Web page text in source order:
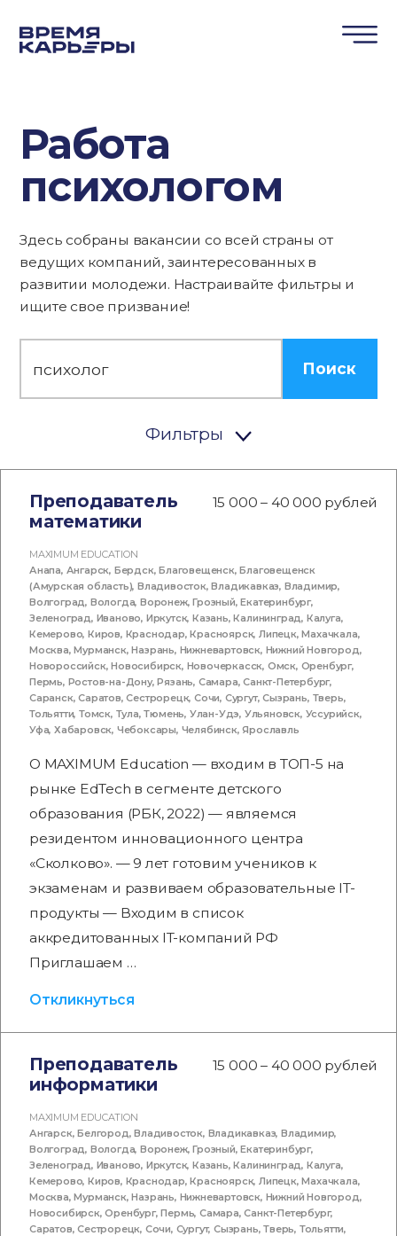
Работа
психологом
Здесь собраны вакансии со всей страны от
ведущих компаний, заинтересованных в
развитии молодежи. Настраивайте фильтры и
ищите свое призвание!
Поиск
Фильтры
Преподаватель
математики
15 000 – 40 000 рублей
MAXIMUM EDUCATION
Анапа, Ангарск, Бердск,Благовещенск,Благовещенск
(Амурская область),Владивосток,Владикавказ, Владимир,
Волгоград, Вологда,Воронеж,Грозный,Екатеринбург,
Зеленоград, Иваново, Иркутск,Казань,Калининград, Калуга,
Кемерово,Киров, Краснодар,Красноярск,Липецк,Махачкала,
Москва,Мурманск,Назрань, Нижневартовск, Нижний Новгород,
Новороссийск,Новосибирск, Новочеркасск, Омск, Оренбург,
Пермь, Ростов-на-Дону,Рязань, Самара,Санкт-Петербург,
Саранск,Саратов,Сестрорецк,Сочи, Сургут,Сызрань, Тверь,
Тольятти,Томск, Тула,Тюмень, Улан-Удэ, Ульяновск, Уссурийск,
Уфа,Хабаровск, Чебоксары, Челябинск,Ярославль
О MAXIMUM Education — входим в ТОП-5 на
рынке EdTech в сегменте детского
образования (РБК, 2022) — являемся
резидентом инновационного центра
«Сколково». — 9 лет готовим учеников к
экзаменам и развиваем образовательные IT-
продукты — Входим в список
аккредитованных IT-компаний РФ
Приглашаем …
Откликнуться
Преподаватель
информатики
15 000 – 40 000 рублей
MAXIMUM EDUCATION
Ангарск,Белгород,Владивосток, Владикавказ,Владимир,
Волгоград, Вологда,Воронеж,Грозный,Екатеринбург,
Зеленоград, Иваново, Иркутск,Казань,Калининград, Калуга,
Кемерово,Киров, Краснодар,Красноярск,Липецк,Махачкала,
Москва,Мурманск,Назрань, Нижневартовск, Нижний Новгород,
Новосибирск,Оренбург,Пермь,Самара,Санкт-Петербург,
Саратов,Сестрорецк, Сочи, Сургут,Сызрань,Тверь, Тольятти,